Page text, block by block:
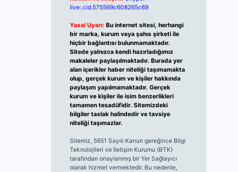
live:.cid.575569c608265c69
Yasal Uyarı: Bu internet sitesi, herhangi
bir marka, kurum veya şahıs şirketi ile
hiçbir bağlantısı bulunmamaktadır.
Sitede yalnızca kendi hazırladığımız
makaleler paylaşılmaktadır. Burada yer
alan içerikler haber niteliği taşımamakta
olup, gerçek kurum ve kişiler hakkında
paylaşım yapılmamaktadır. Gerçek
kurum ve kişiler ile isim benzerlikleri
tamamen tesadüfidir. Sitemizdeki
bilgiler taslak halindedir ve tavsiye
niteliği taşımazlar.
Sitemiz, 5651 Sayılı Kanun gereğince Bilgi
Teknolojileri ve İletişim Kurumu (BTK)
tarafından onaylanmış bir Yer Sağlayıcı
olarak hizmet vermektedir. Bu nedenle,